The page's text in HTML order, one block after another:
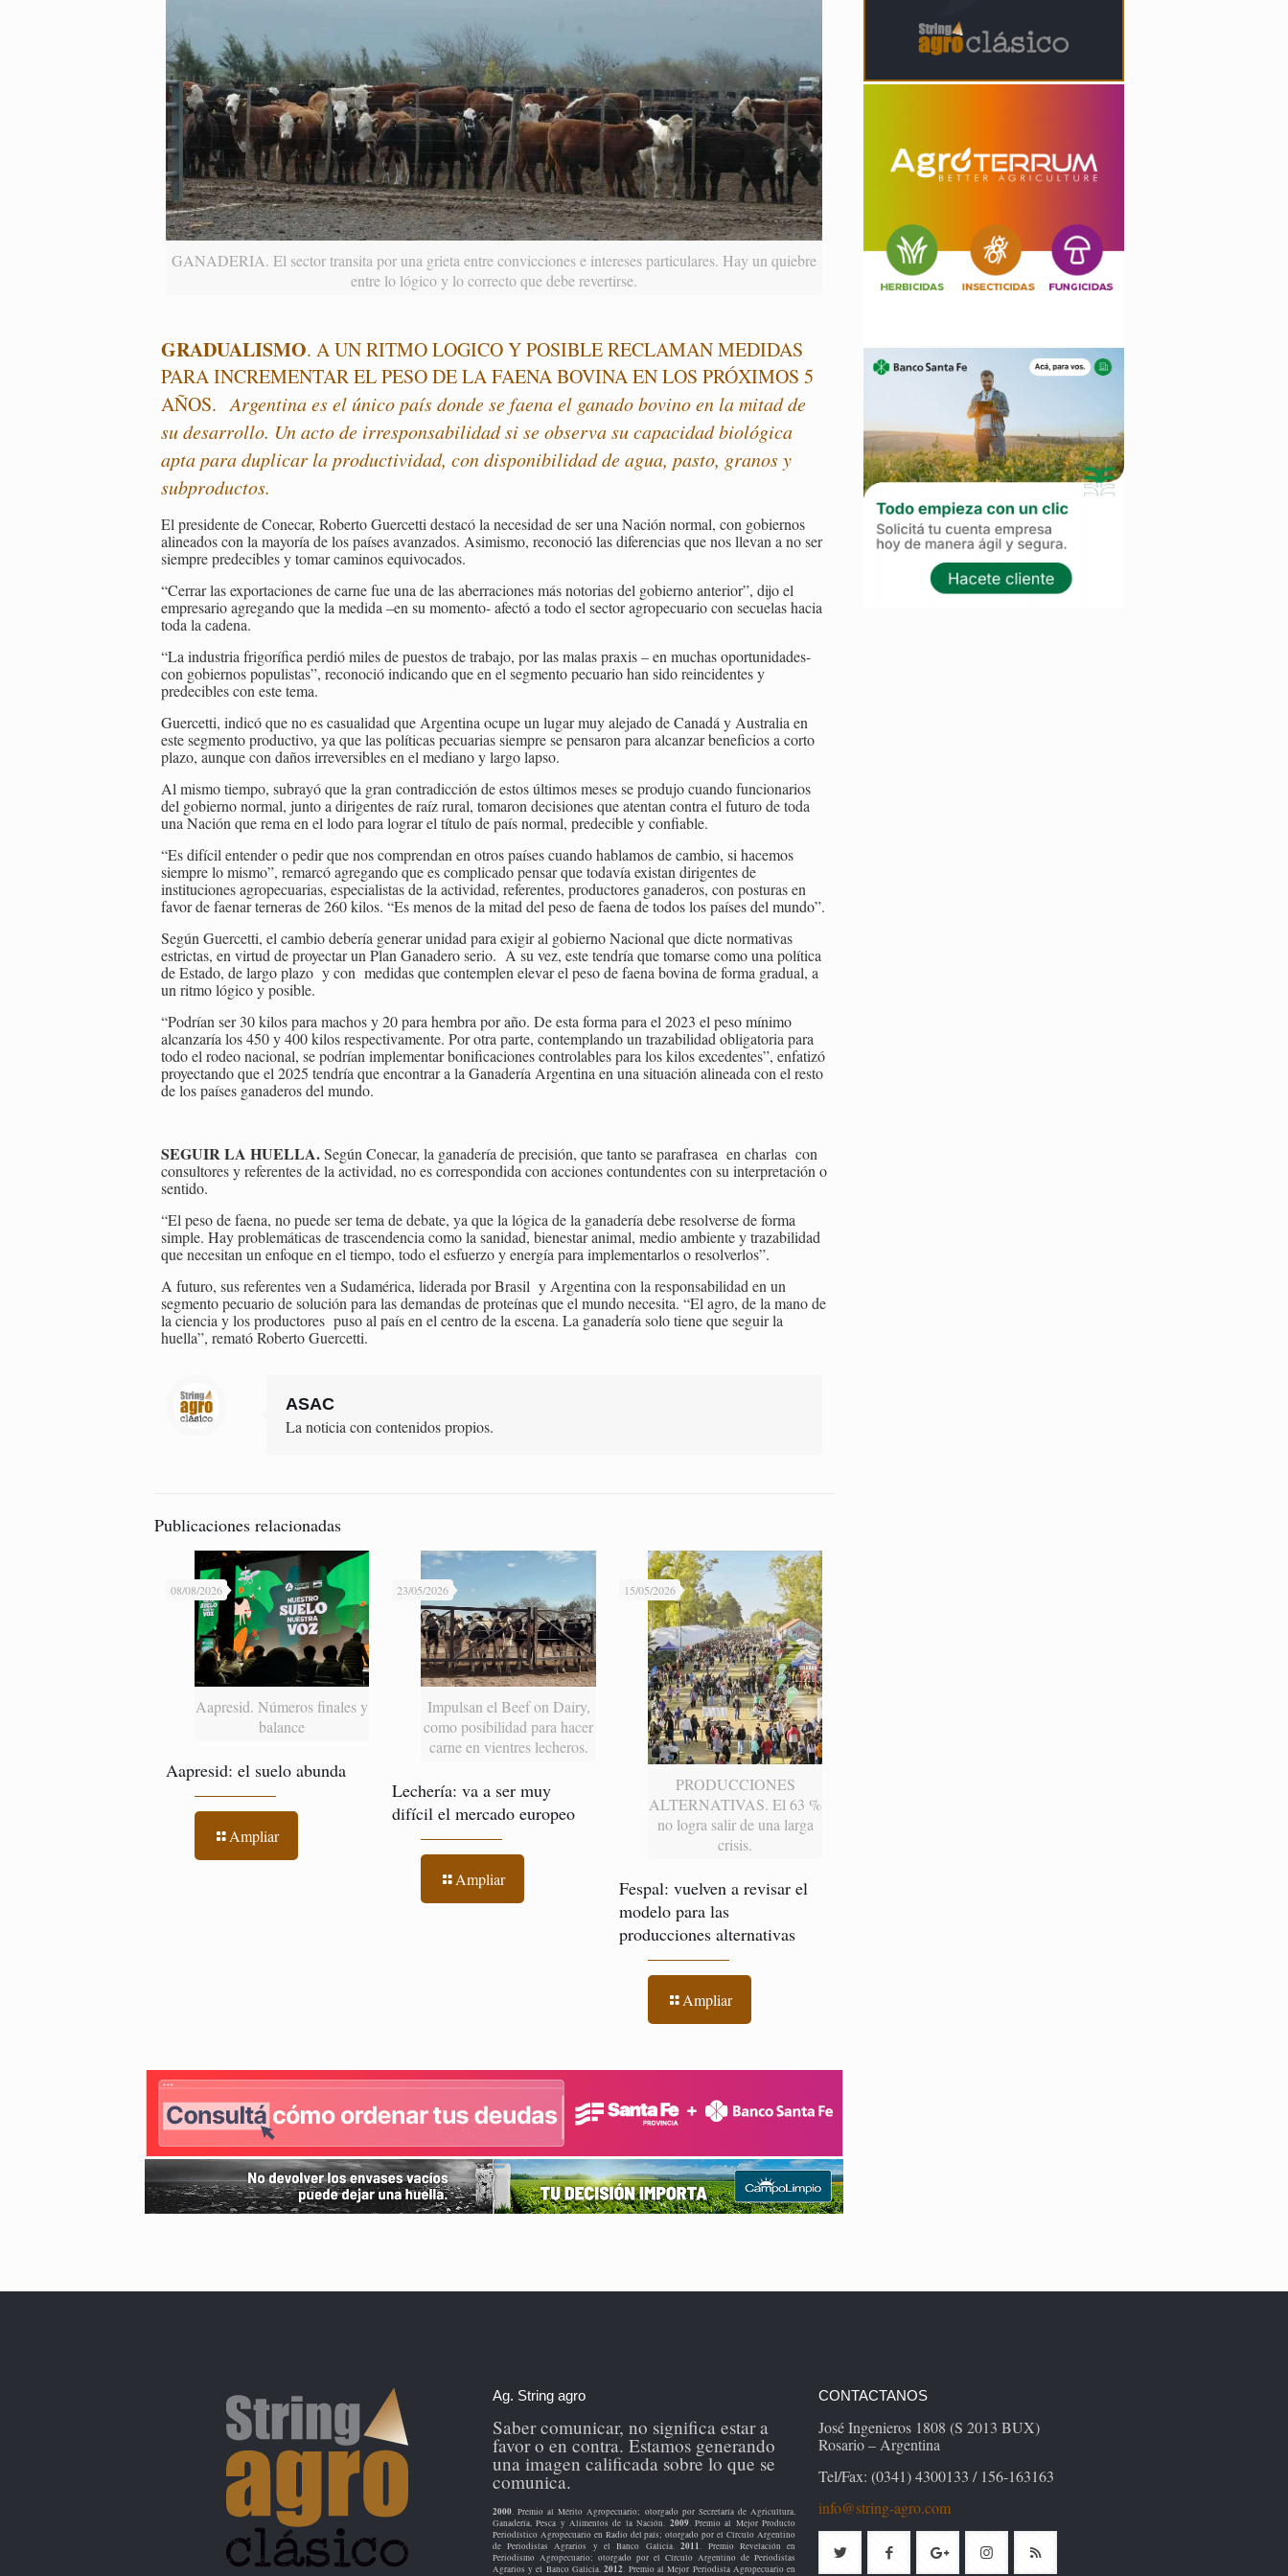
GANADERIA. El sector transita por una grieta entre convicciones e intereses particulares. Hay un quiebre
entre lo lógico y lo correcto que debe revertirse.
GRADUALISMO. A UN RITMO LOGICO Y POSIBLE RECLAMAN MEDIDAS
PARA INCREMENTAR EL PESO DE LA FAENA BOVINA EN LOS PRÓXIMOS 5
AÑOS.Argentina es el único país donde se faena el ganado bovino en la mitad de
su desarrollo. Un acto de irresponsabilidad si se observa su capacidad biológica
apta para duplicar la productividad, con disponibilidad de agua, pasto, granos y
subproductos.
El presidente de Conecar, Roberto Guercetti destacó la necesidad de ser una Nación normal, con gobiernos
alineados con la mayoría de los países avanzados. Asimismo, reconoció las diferencias que nos llevan a no ser
siempre predecibles y tomar caminos equivocados.
“Cerrar las exportaciones de carne fue una de las aberraciones más notorias del gobierno anterior”, dijo el
empresario agregando que la medida –en su momento- afectó a todo el sector agropecuario con secuelas hacia
toda la cadena.
“La industria frigorífica perdió miles de puestos de trabajo, por las malas praxis – en muchas oportunidades-
con gobiernos populistas”, reconoció indicando que en el segmento pecuario han sido reincidentes y
predecibles con este tema.
Guercetti, indicó que no es casualidad que Argentina ocupe un lugar muy alejado de Canadá y Australia en
este segmento productivo, ya que las políticas pecuarias siempre se pensaron para alcanzar beneficios a corto
plazo, aunque con daños irreversibles en el mediano y largo lapso.
Al mismo tiempo, subrayó que la gran contradicción de estos últimos meses se produjo cuando funcionarios
del gobierno normal, junto a dirigentes de raíz rural, tomaron decisiones que atentan contra el futuro de toda
una Nación que rema en el lodo para lograr el título de país normal, predecible y confiable.
“Es difícil entender o pedir que nos comprendan en otros países cuando hablamos de cambio, si hacemos
siempre lo mismo”, remarcó agregando que es complicado pensar que todavía existan dirigentes de
instituciones agropecuarias, especialistas de la actividad, referentes, productores ganaderos, con posturas en
favor de faenar terneras de 260 kilos. “Es menos de la mitad del peso de faena de todos los países del mundo”.
Según Guercetti, el cambio debería generar unidad para exigir al gobierno Nacional que dicte normativas
estrictas, en virtud de proyectar un Plan Ganadero serio. A su vez, este tendría que tomarse como una política
de Estado, de largo plazo y con medidas que contemplen elevar el peso de faena bovina de forma gradual, a
un ritmo lógico y posible.
“Podrían ser 30 kilos para machos y 20 para hembra por año. De esta forma para el 2023 el peso mínimo
alcanzaría los 450 y 400 kilos respectivamente. Por otra parte, contemplando un trazabilidad obligatoria para
todo el rodeo nacional, se podrían implementar bonificaciones controlables para los kilos excedentes”, enfatizó
proyectando que el 2025 tendría que encontrar a la Ganadería Argentina en una situación alineada con el resto
de los países ganaderos del mundo.
SEGUIR LA HUELLA.Según Conecar, la ganadería de precisión, que tanto se parafrasea en charlas con
consultores y referentes de la actividad, no es correspondida con acciones contundentes con su interpretación o
sentido.
“El peso de faena, no puede ser tema de debate, ya que la lógica de la ganadería debe resolverse de forma
simple. Hay problemáticas de trascendencia como la sanidad, bienestar animal, medio ambiente y trazabilidad
que necesitan un enfoque en el tiempo, todo el esfuerzo y energía para implementarlos o resolverlos”.
A futuro, sus referentes ven a Sudamérica, liderada por Brasil y Argentina con la responsabilidad en un
segmento pecuario de solución para las demandas de proteínas que el mundo necesita. “El agro, de la mano de
la ciencia y los productores puso al país en el centro de la escena. La ganadería solo tiene que seguir la
huella”, remató Roberto Guercetti.
ASAC
La noticia con contenidos propios.
Publicaciones relacionadas
Aapresid. Números finales y
balance
08/08/2026
Aapresid: el suelo abunda
Ampliar
Impulsan el Beef on Dairy,
como posibilidad para hacer
carne en vientres lecheros.
23/05/2026
Lechería: va a ser muy
difícil el mercado europeo
Ampliar
PRODUCCIONES
ALTERNATIVAS. El 63 %
no logra salir de una larga
crisis.
15/05/2026
Fespal: vuelven a revisar el
modelo para las
producciones alternativas
Ampliar
Ag. String agro
Saber comunicar, no significa estar a
favor o en contra. Estamos generando
una imagen calificada sobre lo que se
comunica.
2000. Premio al Mérito Agropecuario; otorgado por Secretaría de Agricultura,
Ganadería, Pesca y Alimentos de la Nación. 2009. Premio al Mejor Producto
Periodístico Agropecuario en Radio del país; otorgado por el Círculo Argentino
de Periodistas Agrarios y el Banco Galicia.2011. Premio Revelación en
Periodismo Agropecuario; otorgado por el Círculo Argentino de Periodistas
Agrarios y el Banco Galicia.2012. Premio al Mejor Periodista Agropecuario en
CONTACTANOS
José Ingenieros 1808 (S 2013 BUX)
Rosario – Argentina
Tel/Fax: (0341) 4300133 / 156-163163
info@string-agro.com